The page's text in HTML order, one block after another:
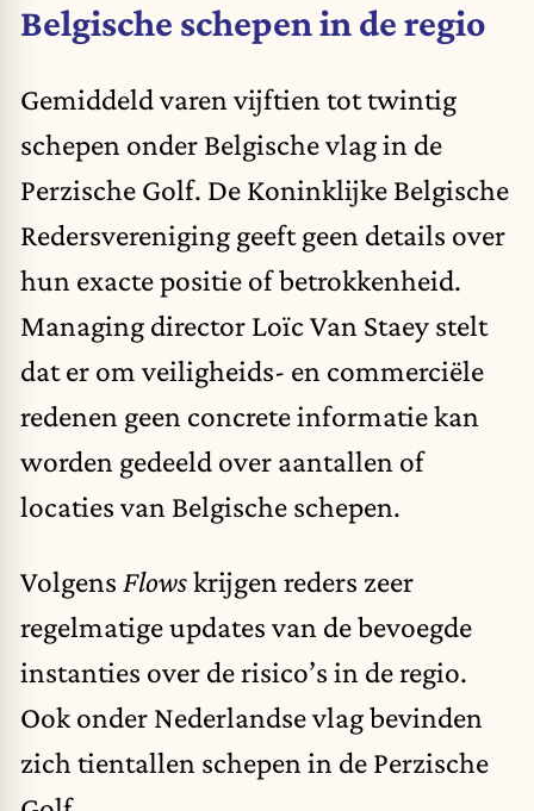
Belgische schepen in de regio
Gemiddeld varen vijftien tot twintig
schepen onder Belgische vlag in de
Perzische Golf. De Koninklijke Belgische
Redersvereniging geeft geen details over
hun exacte positie of betrokkenheid.
Managing director Loïc Van Staey stelt
dat er om veiligheids- en commerciële
redenen geen concrete informatie kan
worden gedeeld over aantallen of
locaties van Belgische schepen.
Volgens Flowskrijgen reders zeer
regelmatige updates van de bevoegde
instanties over de risico’s in de regio.
Ook onder Nederlandse vlag bevinden
zich tientallen schepen in de Perzische